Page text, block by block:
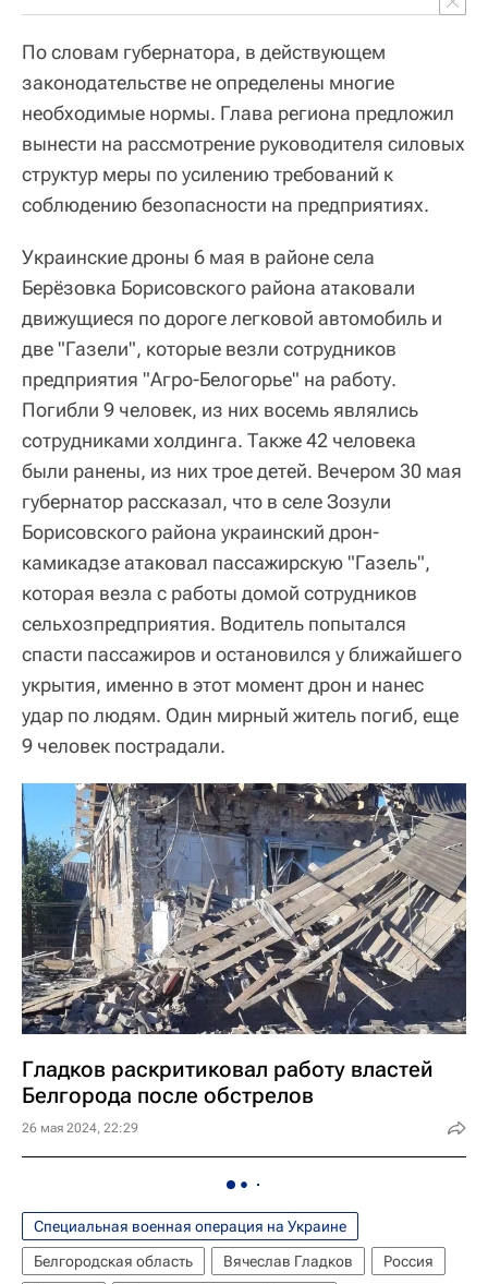
По словам губернатора, в действующем
законодательстве не определены многие
необходимые нормы. Глава региона предложил
вынести на рассмотрение руководителя силовых
структур меры по усилению требований к
соблюдению безопасности на предприятиях.
Украинские дроны 6 мая в районе села
Берёзовка Борисовского района атаковали
движущиеся по дороге легковой автомобиль и
две "Газели", которые везли сотрудников
предприятия "Агро-Белогорье" на работу.
Погибли 9 человек, из них восемь являлись
сотрудниками холдинга. Также 42 человека
были ранены, из них трое детей. Вечером 30 мая
губернатор рассказал, что в селе Зозули
Борисовского района украинский дрон-
камикадзе атаковал пассажирскую "Газель",
которая везла с работы домой сотрудников
сельхозпредприятия. Водитель попытался
спасти пассажиров и остановился у ближайшего
укрытия, именно в этот момент дрон и нанес
удар по людям. Один мирный житель погиб, еще
9 человек пострадали.
Гладков раскритиковал работу властей
Белгорода после обстрелов
26 мая 2024, 22:29
Специальная военная операция на Украине
Белгородская область
Вячеслав Гладков
Россия